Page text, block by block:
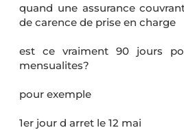
quand une assurance
de carence de prise en charge
est ce vraiment 90 jours
mensualites?
pour exemple
1er jour d arret le 12 mai